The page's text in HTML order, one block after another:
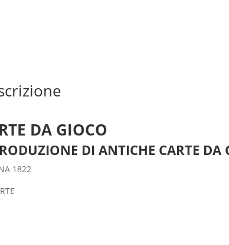
DA GIOCO
DI ANTICHE CARTE DA
1822